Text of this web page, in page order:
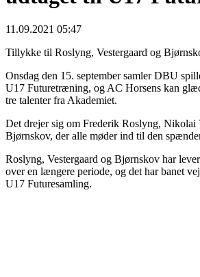
11.09.2021 05:47
Tillykke til Roslyng, Vestergaard og
Onsdag den 15. september samler DBU
U17 Futuretræning, og AC Horsens kan
tre talenter fra Akademiet.
Det drejer sig om Frederik Roslyng, Nikolai
Bjørnskov, der alle møder ind til den
Roslyng, Vestergaard og Bjørnskov har
over en længere periode, og det har banet
U17 Futuresamling.